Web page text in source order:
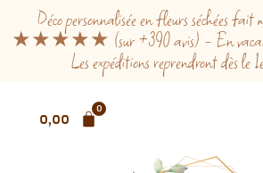
Déco personnalisée en fleurs séchées
★★★★★ (sur +390 avis) - En
Les expéditions reprendront dès le
0,00
0